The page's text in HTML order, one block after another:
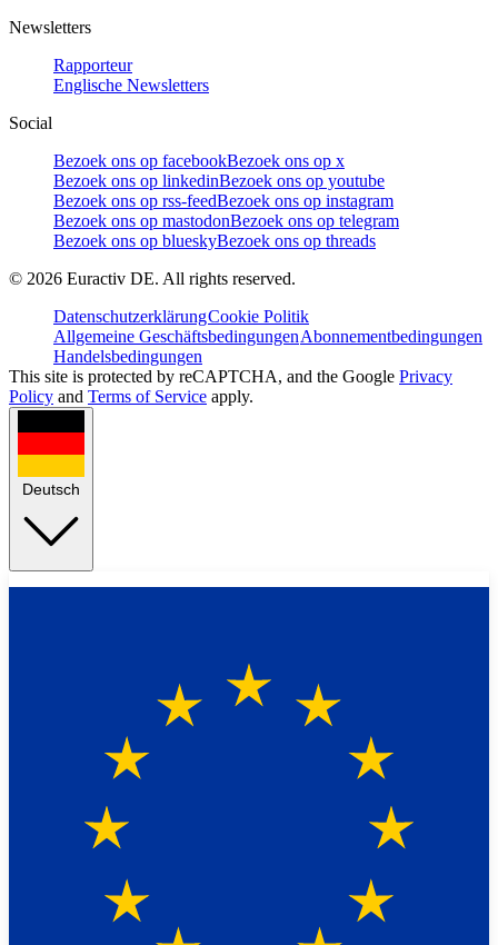
Newsletters
Rapporteur
Englische Newsletters
Social
Bezoek ons op facebookBezoek ons op x
Bezoek ons op linkedinBezoek ons op youtube
Bezoek ons op rss-feedBezoek ons op instagram
Bezoek ons op mastodonBezoek ons op telegram
Bezoek ons op blueskyBezoek ons op threads
© 2026 Euractiv DE. All rights reserved.
DatenschutzerklärungCookie Politik
Allgemeine GeschäftsbedingungenAbonnementbedingungen
Handelsbedingungen
This site is protected by reCAPTCHA, and the Google Privacy
Policy and Terms of Service apply.
Deutsch